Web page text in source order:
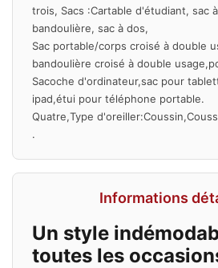
trois, Sacs :Cartable d'étudiant, sac
bandoulière, sac à dos,
Sac portable/corps croisé à double
bandoulière croisé à double
Sacoche d'ordinateur,sac pour
ipad,étui pour téléphone portable.
Quatre,Type
.
Informations
Un style
toutes les